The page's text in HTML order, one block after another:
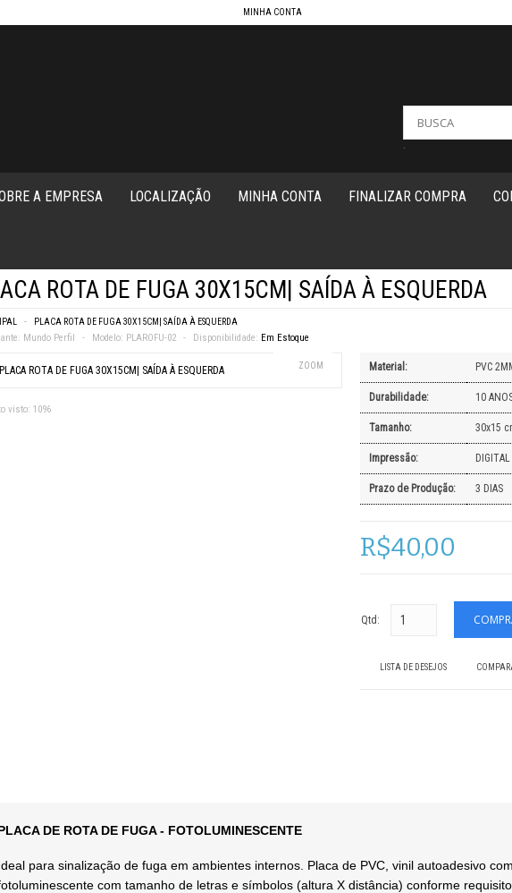
MINHA CONTA
-
A EMPRESA LOCALIZAÇÃO MINHA CONTA FINALIZAR COMPRA
ROTA DE FUGA 30X15CM| SAÍDA À ESQUERDA
PLACA ROTA DE FUGA 30X15CM| SAÍDA À ESQUERDA
Mundo Perfil Modelo: PLAROFU-02 Disponibilidade: Em Estoque
ZOOM
visto: 1096
Material: PVC
Durabilidade: 10
Tamanho: 30x15
Impressão:
Prazo de Produção: 3 DIAS
R$40,00
Qtd:
LISTA DE DESEJOS
DE ROTA DE FUGA - FOTOLUMINESCENTE
para sinalização de fuga em ambientes internos. Placa de PVC, vinil autoadesivo
com tamanho de letras e símbolos (altura X distância) conforme